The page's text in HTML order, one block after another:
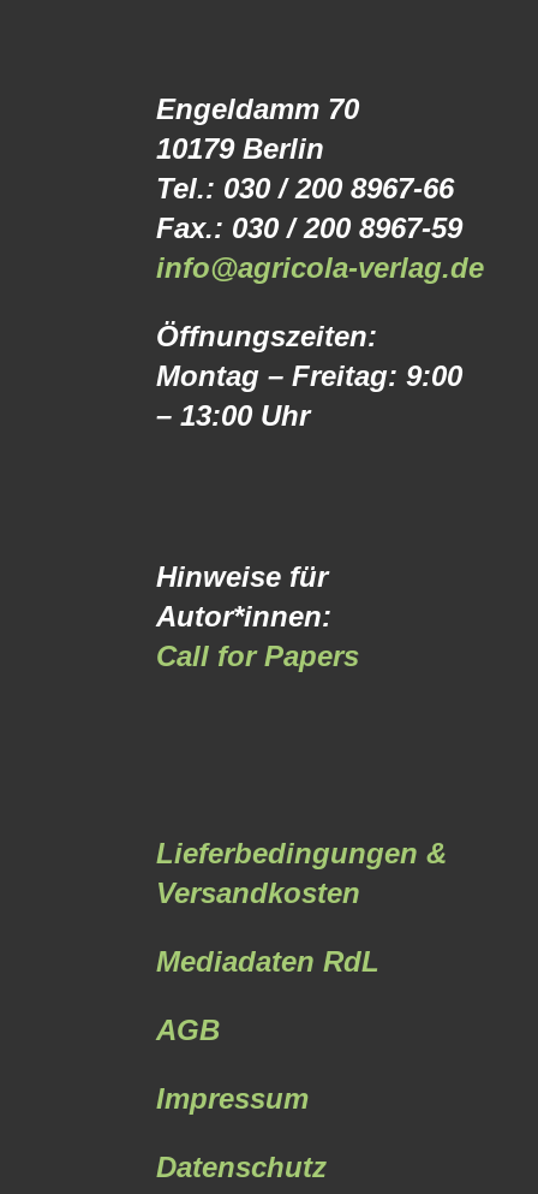
Engeldamm 70
10179 Berlin
Tel.: 030 / 200 8967-66
Fax.: 030 / 200 8967-59
info@agricola-verlag.de
Öffnungszeiten:
Montag – Freitag: 9:00
– 13:00 Uhr
Hinweise für
Autor*innen:
Call for Papers
Lieferbedingungen &
Versandkosten
Mediadaten RdL
AGB
Impressum
Datenschutz